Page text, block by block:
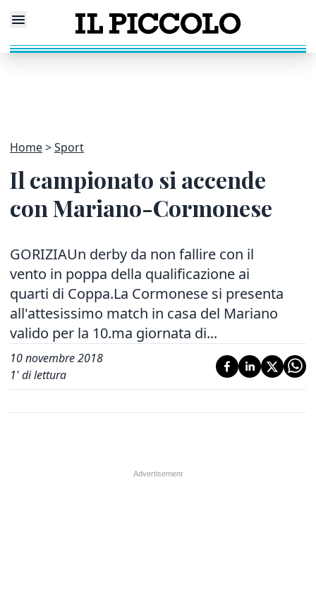
Home Sport
Il campionato si accende
con Mariano-Cormonese
GORIZIAUn derby da non fallire con il
vento in poppa della qualificazione ai
quarti di Coppa.La Cormonese si presenta
all'attesissimo match in casa del Mariano
valido per la 10.ma giornata di...
10 novembre 2018
1' di lettura